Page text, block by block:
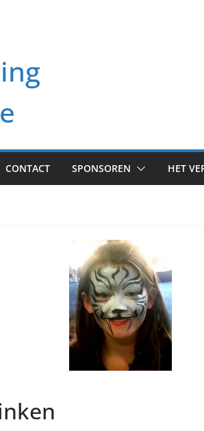
CONTACT SPONSOREN HET